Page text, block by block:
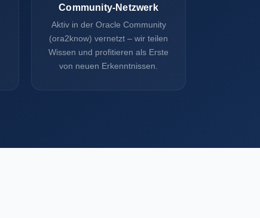
Community-Netzwerk
Aktiv in der Oracle Community
(ora2know) vernetzt – wir teilen
Wissen und profitieren als Erste
von neuen Erkenntnissen.